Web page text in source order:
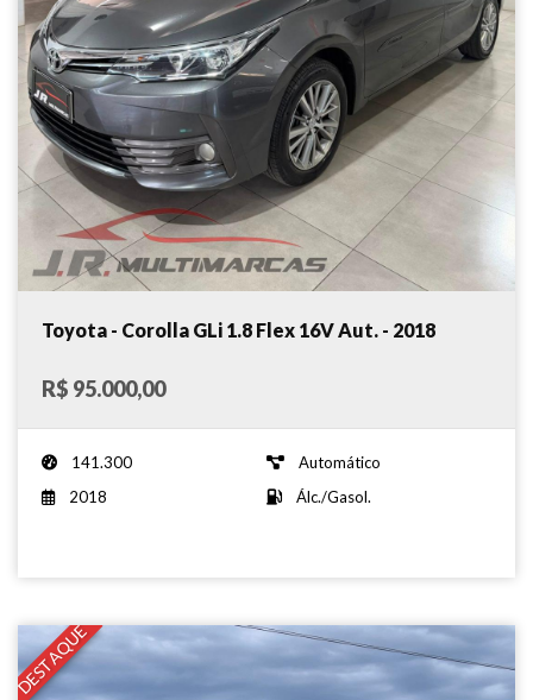
Toyota - Corolla GLi 1.8 Flex 16V Aut. - 2018
R$ 95.000,00
141.300
Automático
2018
Álc./Gasol.
DESTAQUE